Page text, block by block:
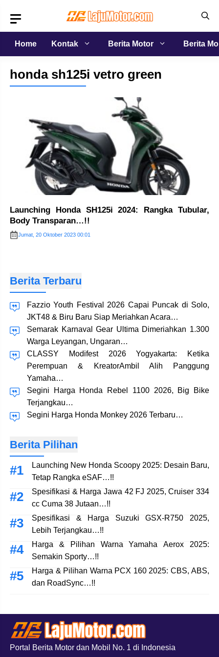
isi
Home
Kontak Berita Motor Berita
honda sh125i vetro green
Launching Honda SH125i 2024: Rangka Tubular,
Body Transparan…!!
Jumat, 20 Oktober 2023 00:01
Berita Terbaru
Fazzio Youth Festival 2026 Capai Puncak di Solo,
JKT48 & Biru Baru Siap Meriahkan Acara…
Semarak Karnaval Gear Ultima Dimeriahkan 1.300
Warga Leyangan, Ungaran…
CLASSY Modifest 2026 Yogyakarta: Ketika
Perempuan & KreatorAmbil Alih Panggung
Yamaha…
Segini Harga Honda Rebel 1100 2026, Big Bike
Terjangkau…
Segini Harga Honda Monkey 2026 Terbaru…
Berita Pilihan
Launching New Honda Scoopy 2025: Desain Baru,
Tetap Rangka eSAF…!!
Spesifikasi & Harga Jawa 42 FJ 2025, Cruiser 334
cc Cuma 38 Jutaan…!!
Spesifikasi & Harga Suzuki GSX-R750 2025,
Lebih Terjangkau…!!
Harga & Pilihan Warna Yamaha Aerox 2025:
Semakin Sporty…!!
Harga & Pilihan Warna PCX 160 2025: CBS, ABS,
dan RoadSync…!!
Portal Berita Motor dan Mobil No. 1 di Indonesia